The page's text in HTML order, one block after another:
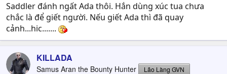
Saddler đánh ngất Ada thôi. Hắn dùng xúc tua chưa
chắc là để giết người. Nếu giết Ada thì đã quay
cảnh...hic.......
KILLADA
Samus Aran the Bounty Hunter Lão Làng GVN